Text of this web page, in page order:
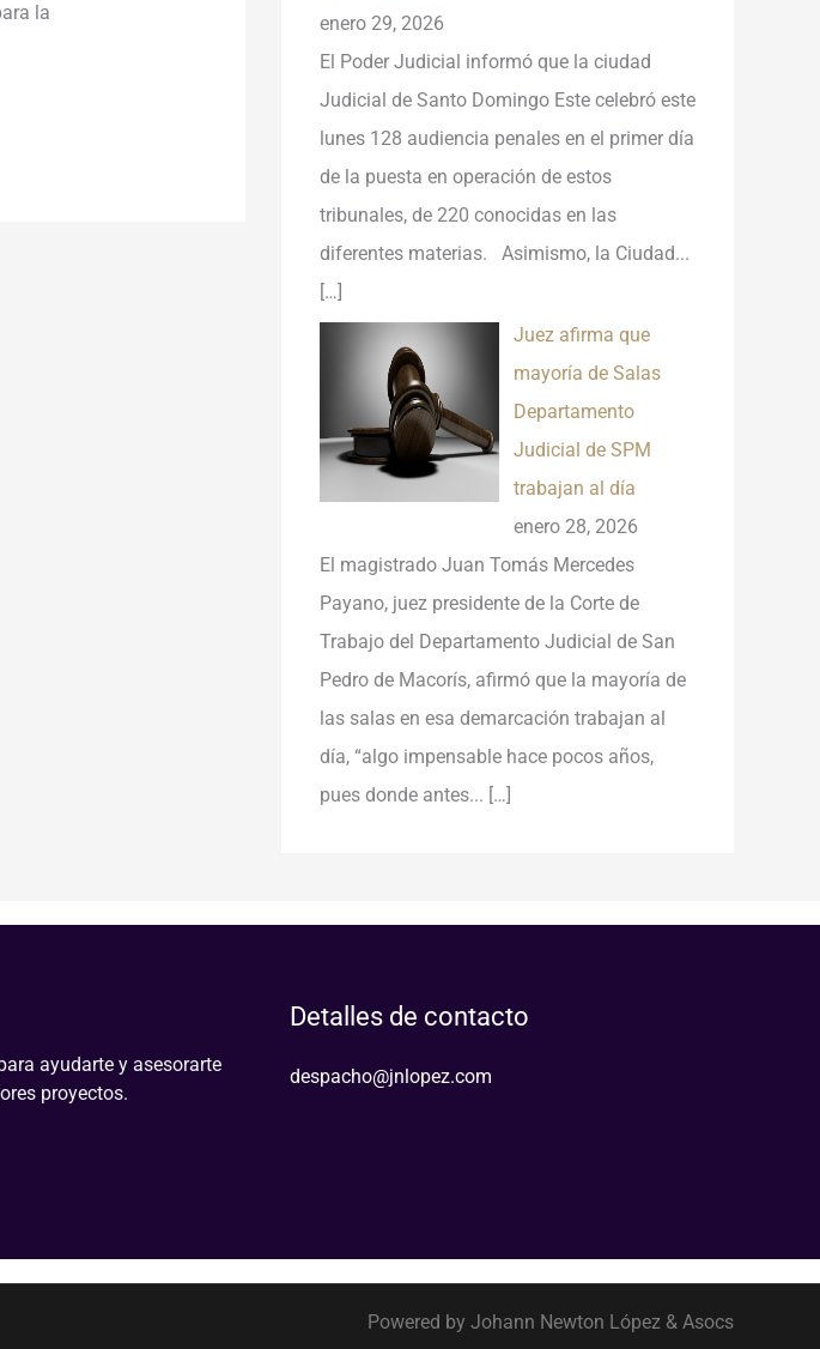
la
enero 29, 2026
El Poder Judicial informó que la ciudad
Judicial de Santo Domingo Este celebró este
lunes 128 audiencia penales en el primer día
de la puesta en operación de estos
tribunales, de 220 conocidas en las
diferentes materias. Asimismo, la Ciudad...
[…]
Juez afirma que
mayoría de Salas
Departamento
Judicial de SPM
trabajan al día
enero 28, 2026
El magistrado Juan Tomás Mercedes
Payano, juez presidente de la Corte de
Trabajo del Departamento Judicial de San
Pedro de Macorís, afirmó que la mayoría de
las salas en esa demarcación trabajan al
día, “algo impensable hace pocos años,
pues donde antes... […]
ayudarte y asesorarte
proyectos.
Detalles de contacto
despacho@jnlopez.com
Powered by Johann Newton López & Asocs